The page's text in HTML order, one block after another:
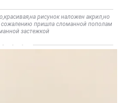
рисунок наложен акрил,но
сожалению пришла сломанной пополам
застежкой